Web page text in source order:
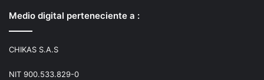
Medio digital perteneciente a :
CHIKAS S.A.S
NIT 900.533.829-0